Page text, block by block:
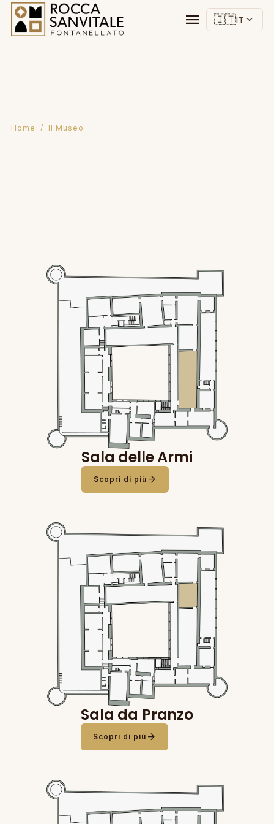
menu 🇮🇹IT expand_more
Home / Il Museo
Sala delle Armi
Scopri di più arrow_forward
Sala da Pranzo
Scopri di più arrow_forward